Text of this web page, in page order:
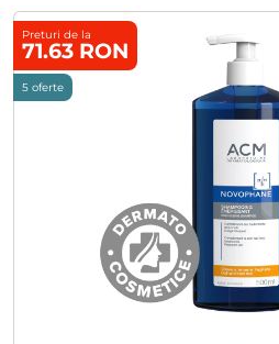
Preturi de la
71.63 RON
5 oferte